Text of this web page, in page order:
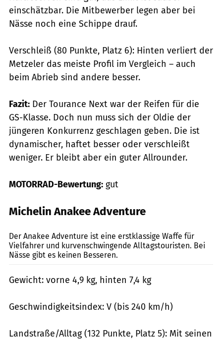
einschätzbar. Die Mitbewerber legen aber bei
Nässe noch eine Schippe drauf.
Verschleiß (80 Punkte, Platz 6): Hinten verliert der
Metzeler das meiste Profil im Vergleich – auch
beim Abrieb sind andere besser.
Fazit: Der Tourance Next war der Reifen für die
GS-Klasse. Doch nun muss sich der Oldie der
jüngeren Konkurrenz geschlagen geben. Die ist
dynamischer, haftet besser oder verschleißt
weniger. Er bleibt aber ein guter Allrounder.
MOTORRAD-Bewertung: gut
Michelin Anakee Adventure
Der Anakee Adventure ist eine erstklassige Waffe für
Vielfahrer und kurvenschwingende Alltagstouristen. Bei
Nässe gibt es keinen Besseren.
Gewicht: vorne 4,9 kg, hinten 7,4 kg
Geschwindigkeitsindex: V (bis 240 km/h)
Landstraße/Alltag (132 Punkte, Platz 5): Mit seinen